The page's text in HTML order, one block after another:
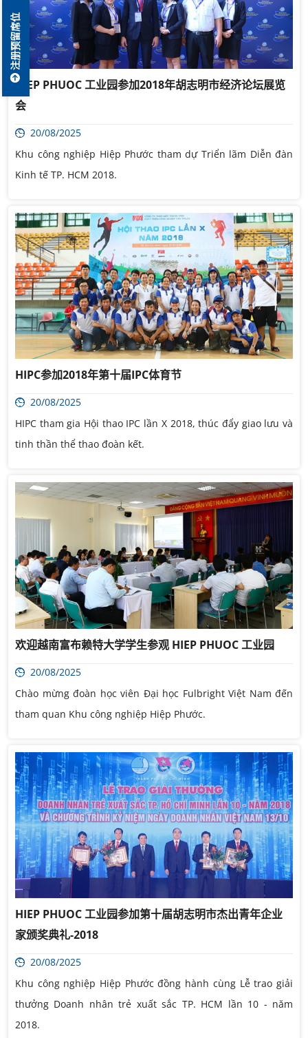
注册预留席位
HIEP PHUOC 工业园参加2018年胡志明市经济论坛展览
会
20/08/2025
Khu công nghiệp Hiệp Phước tham dự Triển lãm Diễn đàn
Kinh tế TP. HCM 2018.
HIPC参加2018年第十届IPC体育节
20/08/2025
HIPC tham gia Hội thao IPC lần X 2018, thúc đẩy giao lưu và
tinh thần thể thao đoàn kết.
欢迎越南富布赖特大学学生参观 HIEP PHUOC 工业园
20/08/2025
Chào mừng đoàn học viên Đại học Fulbright Việt Nam đến
tham quan Khu công nghiệp Hiệp Phước.
HIEP PHUOC 工业园参加第十届胡志明市杰出青年企业
家颁奖典礼-2018
20/08/2025
Khu công nghiệp Hiệp Phước đồng hành cùng Lễ trao giải
thưởng Doanh nhân trẻ xuất sắc TP. HCM lần 10 - năm
2018.